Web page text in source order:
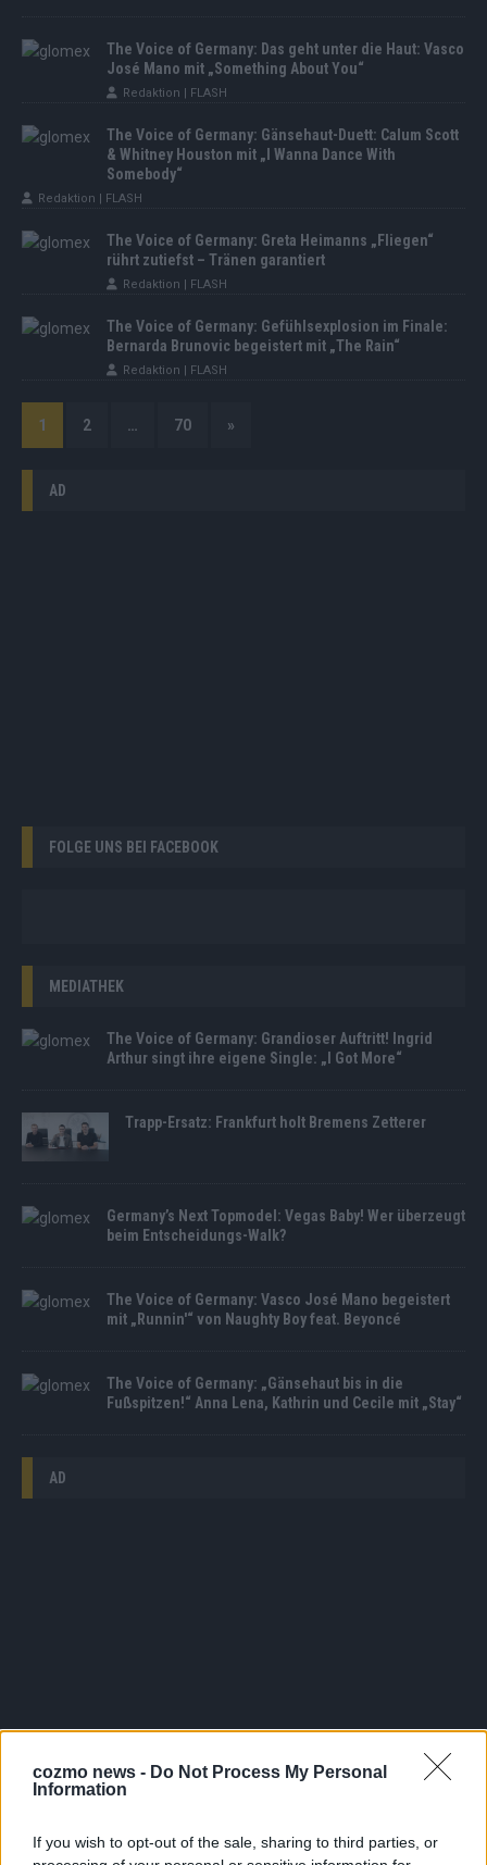
cozmo news - Do Not Process My Personal
Information
If you wish to opt-out of the sale, sharing to third parties, or
The Voice of Germany: Das geht unter die Haut: Vasco
José Mano mit „Something About You“
Redaktion | FLASH
The Voice of Germany: Gänsehaut-Duett: Calum Scott
& Whitney Houston mit „I Wanna Dance With
Somebody“
Redaktion | FLASH
The Voice of Germany: Greta Heimanns „Fliegen“
rührt zutiefst – Tränen garantiert
Redaktion | FLASH
The Voice of Germany: Gefühlsexplosion im Finale:
Bernarda Brunovic begeistert mit „The Rain“
Redaktion | FLASH
1 2 … 70 »
AD
FOLGE UNS BEI FACEBOOK
MEDIATHEK
The Voice of Germany: Grandioser Auftritt! Ingrid
Arthur singt ihre eigene Single: „I Got More“
Trapp-Ersatz: Frankfurt holt Bremens Zetterer
Germany’s Next Topmodel: Vegas Baby! Wer überzeugt
beim Entscheidungs-Walk?
The Voice of Germany: Vasco José Mano begeistert
mit „Runnin'“ von Naughty Boy feat. Beyoncé
The Voice of Germany: „Gänsehaut bis in die
Fußspitzen!“ Anna Lena, Kathrin und Cecile mit „Stay“
AD
WERBE BEI UNS!